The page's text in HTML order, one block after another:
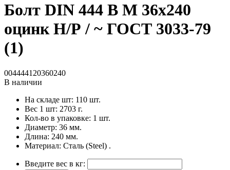
Болт DIN 444 B M 36x240
оцинк Н/Р / ~ ГОСТ 3033-79
(1)
004444120360240
В наличии
На складе шт: 110 шт.
Вес 1 шт: 2703 г.
Кол-во в упаковке: 1 шт.
Диаметр: 36 мм.
Длина: 240 мм.
Материал: Сталь (Steel) .
Введите вес в кг: